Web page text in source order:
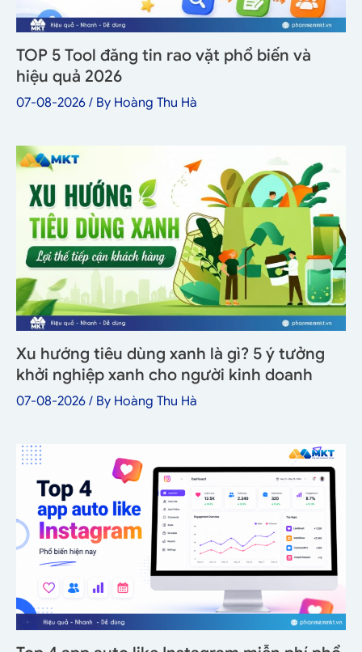
TOP 5 Tool đăng tin rao vặt phổ biến và
hiệu quả 2026
07-08-2026 / By Hoàng Thu Hà
Xu hướng tiêu dùng xanh là gì? 5 ý tưởng
khởi nghiệp xanh cho người kinh doanh
07-08-2026 / By Hoàng Thu Hà